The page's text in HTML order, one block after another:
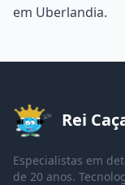
em Uberlandia.
Rei
Especialistas em
de 20 anos.